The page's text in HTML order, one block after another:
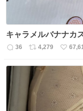
キャラメルバナナカ
返
数
36
リ
ス
ト
数
4,279
い